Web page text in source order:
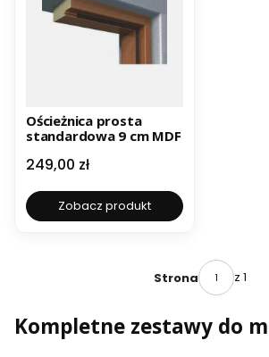
Ościeżnica prosta
standardowa 9 cm MDF
Cena
249,00 zł
Zobacz produkt
Strona z 1
Kompletne zestawy do